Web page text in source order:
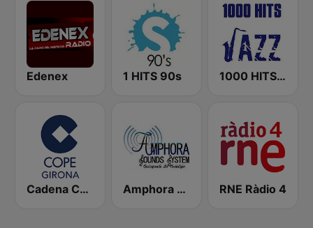
Edenex 1 HITS 90s 1000 HITS Jazz
Cadena COPE Girona Amphora Radio RNE Ràdio 4